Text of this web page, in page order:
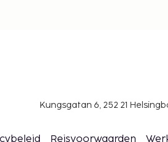
Kungsgatan 6, 252 21
Reisvoorwaarden